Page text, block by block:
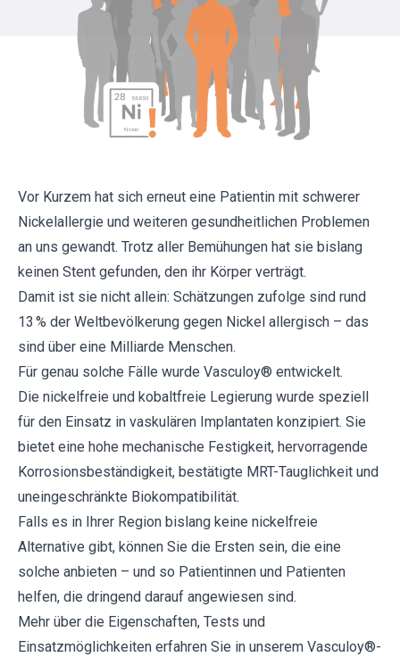
Vor Kurzem hat sich erneut eine Patientin mit schwerer
Nickelallergie und weiteren gesundheitlichen Problemen
an uns gewandt. Trotz aller Bemühungen hat sie bislang
keinen Stent gefunden, den ihr Körper verträgt.
Damit ist sie nicht allein: Schätzungen zufolge sind rund
13 % der Weltbevölkerung gegen Nickel allergisch – das
sind über eine Milliarde Menschen.
Für genau solche Fälle wurde Vasculoy® entwickelt.
Die nickelfreie und kobaltfreie Legierung wurde speziell
für den Einsatz in vaskulären Implantaten konzipiert. Sie
bietet eine hohe mechanische Festigkeit, hervorragende
Korrosionsbeständigkeit, bestätigte MRT-Tauglichkeit und
uneingeschränkte Biokompatibilität.
Falls es in Ihrer Region bislang keine nickelfreie
Alternative gibt, können Sie die Ersten sein, die eine
solche anbieten – und so Patientinnen und Patienten
helfen, die dringend darauf angewiesen sind.
Mehr über die Eigenschaften, Tests und
Einsatzmöglichkeiten erfahren Sie in unserem Vasculoy®-